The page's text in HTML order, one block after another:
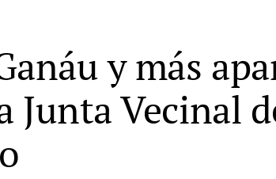
y más
Vecinal